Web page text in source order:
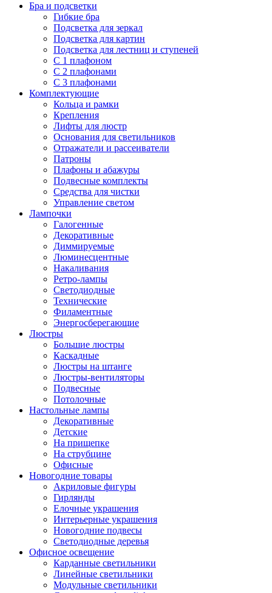
Бра и подсветки
Гибкие бра
Подсветка для зеркал
Подсветка для картин
Подсветка для лестниц и ступеней
С 1 плафоном
С 2 плафонами
С 3 плафонами
Комплектующие
Кольца и рамки
Крепления
Лифты для люстр
Основания для светильников
Отражатели и рассеиватели
Патроны
Плафоны и абажуры
Подвесные комплекты
Средства для чистки
Управление светом
Лампочки
Галогенные
Декоративные
Диммируемые
Люминесцентные
Накаливания
Ретро-лампы
Светодиодные
Технические
Филаментные
Энергосберегающие
Люстры
Большие люстры
Каскадные
Люстры на штанге
Люстры-вентиляторы
Подвесные
Потолочные
Настольные лампы
Декоративные
Детские
На прищепке
На струбцине
Офисные
Новогодние товары
Акриловые фигуры
Гирлянды
Елочные украшения
Интерьерные украшения
Новогодние подвесы
Светодиодные деревья
Офисное освещение
Карданные светильники
Линейные светильники
Модульные светильники